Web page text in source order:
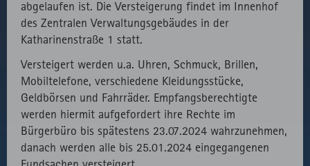
abgelaufen ist. Die Versteigerung findet im Innenhof
des Zentralen Verwaltungsgebäudes in der
Katharinenstraße 1 statt.
Versteigert werden u.a. Uhren, Schmuck, Brillen,
Mobiltelefone, verschiedene Kleidungsstücke,
Geldbörsen und Fahrräder. Empfangsberechtigte
werden hiermit aufgefordert ihre Rechte im
Bürgerbüro bis spätestens 23.07.2024 wahrzunehmen,
danach werden alle bis 25.01.2024 eingegangenen
des lokal
eingebunden
Fonts.